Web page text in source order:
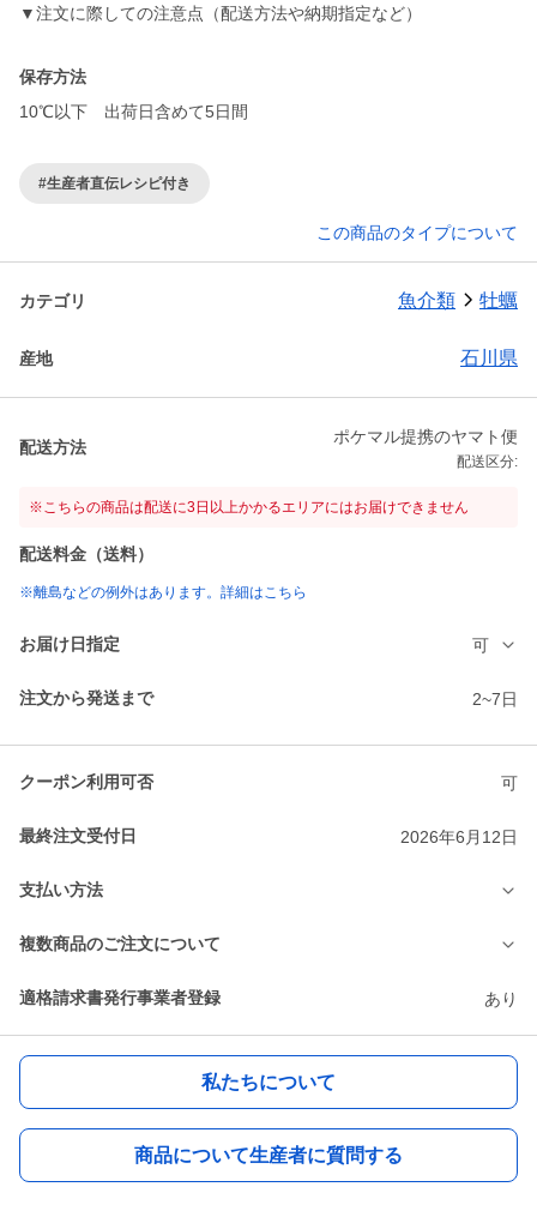
▼注文に際しての注意点（配送方法や納期指定など）
保存方法
10℃以下 出荷日含めて5日間
#生産者直伝レシピ付き
この商品のタイプについて
カテゴリ 魚介類 牡蠣
産地 石川県
配送方法
ポケマル提携のヤマト便
配送区分:
※こちらの商品は配送に3日以上かかるエリアにはお届けできません
配送料金（送料）
※離島などの例外はあります。詳細はこちら
お届け日指定 可
注文から発送まで 2~7日
クーポン利用可否 可
最終注文受付日 2026年6月12日
支払い方法
複数商品のご注文について
適格請求書発行事業者登録 あり
私たちについて
商品について生産者に質問する